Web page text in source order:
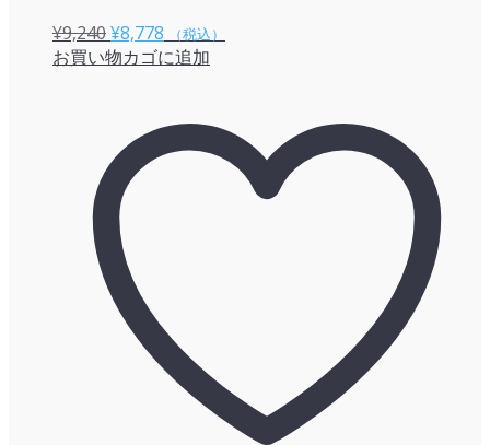
¥9,240元
の
¥9,240
で
し
た。
¥8,778 現
在
格
は
（税込）
お買い物カゴに追加